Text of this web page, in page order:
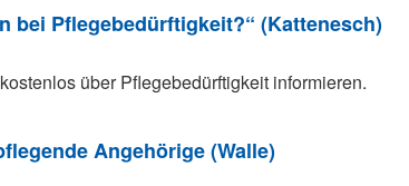
bei Pflegebedürftigkeit?“ (Kattenesch)
über Pflegebedürftigkeit informieren.
Angehörige (Walle)